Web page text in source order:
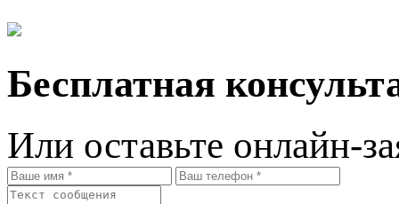
Бесплатная
Или оставьте онлайн-